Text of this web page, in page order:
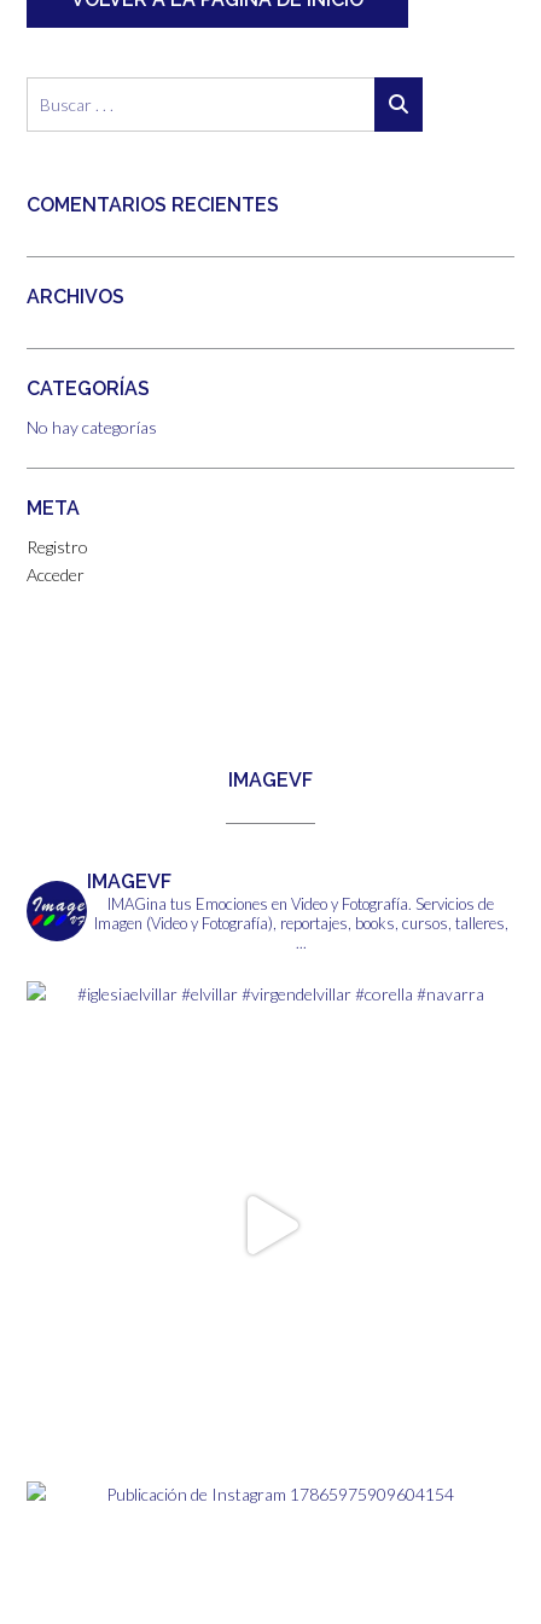
COMENTARIOS RECIENTES
ARCHIVOS
CATEGORÍAS
No hay categorías
META
Registro
Acceder
IMAGEVF
IMAGEVF
IMAGina tus Emociones en Video y Fotografía. Servicios de
Imagen (Video y Fotografía), reportajes, books, cursos, talleres,
...